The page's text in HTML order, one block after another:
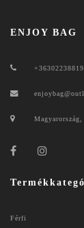
ENJOY BAG
+36302238819
Férfi